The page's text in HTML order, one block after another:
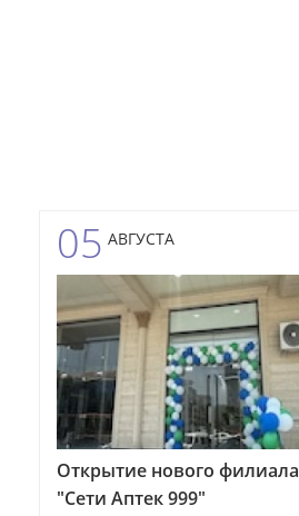
05 АВГУСТА
Открытие нового филиала
"Сети Аптек 999"